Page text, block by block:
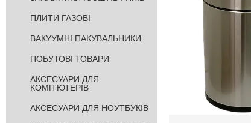
ПЛИТИ ГАЗОВІ
ВАКУУМНІ ПАКУВАЛЬНИКИ
ПОБУТОВІ ТОВАРИ
АКСЕСУАРИ ДЛЯ
КОМП'ЮТЕРІВ
АКСЕСУАРИ ДЛЯ НОУТБУКІВ